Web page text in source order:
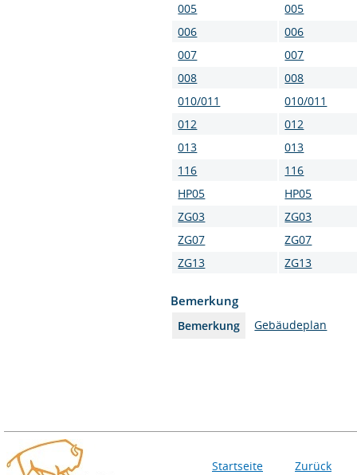
005
005
006
006
007
007
008
008
010/011
010/011
012
012
013
013
116
116
HP05
HP05
ZG03
ZG03
ZG07
ZG07
ZG13
ZG13
Bemerkung
Bemerkung Gebäudeplan
Startseite Zurück